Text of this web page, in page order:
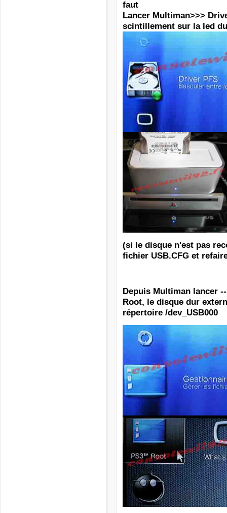
faut
Lancer Multiman>>>
scintillement sur la led
(si le disque n'est pas
fichier USB.CFG et
Depuis Multiman lancer
Root, le disque dur
répertoire /dev_USB000